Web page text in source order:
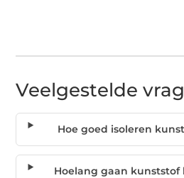
Veelgestelde
Hoe goed isoleren
Hoelang gaan kunststof